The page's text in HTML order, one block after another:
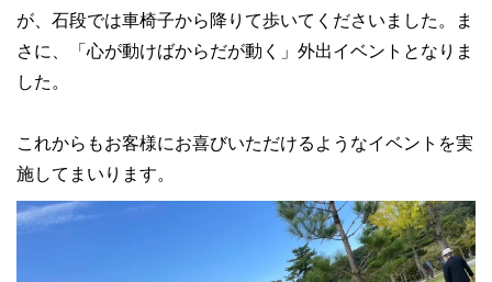
が、石段では車椅子から降りて歩いてくださいました。ま
さに、「心が動けばからだが動く」外出イベントとなりま
した。
これからもお客様にお喜びいただけるようなイベントを実
施してまいります。